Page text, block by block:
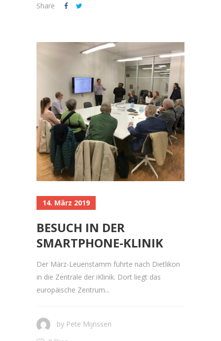
Share
14. März 2019
BESUCH IN DER
SMARTPHONE-KLINIK
Der März-Leuenstamm führte nach Dietlikon
in die Zentrale der iKlinik. Dort liegt das
europäische Zentrum...
by Pete Mijnssen